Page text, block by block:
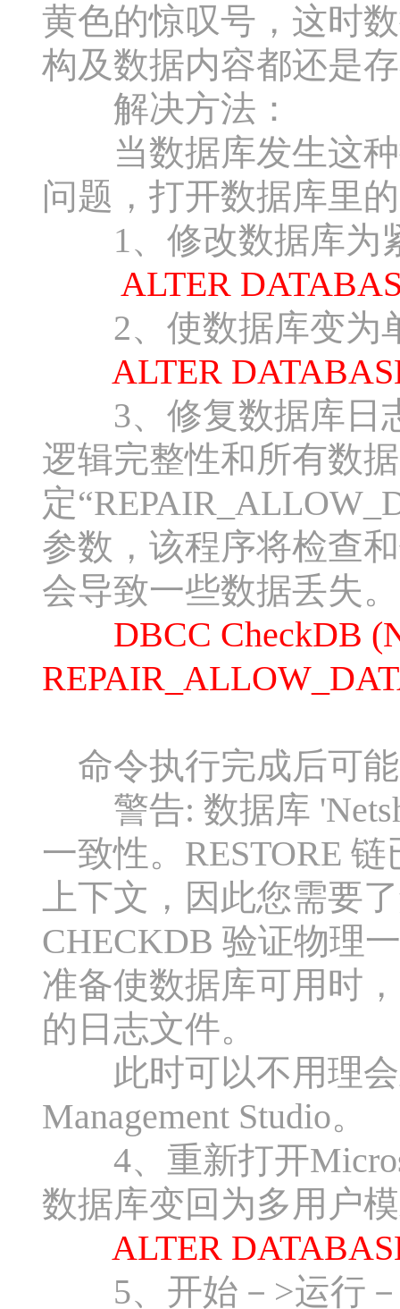
黄色的惊叹号，这时
构及数据内容都还是
解决方法：
当数据库发生这种
问题，打开数据库里
1、修改数据库为
ALTER
2、使数据库变为
ALTER
3、修复数据库日志
逻辑完整性和所有数
定
参数，该程序将检查
会导致一些数据丢失。
DBCC CheckDB
命令执行完成后可
警告: 数据库
一致性。RESTORE
上下文，因此您需要
CHECKDB 验证物理
准备使数据库可用时
的日志文件。
此时可以不用理会
Management Studio。
4、重新打开
数据库变回为多用户
ALTER
5、开始－>运行－